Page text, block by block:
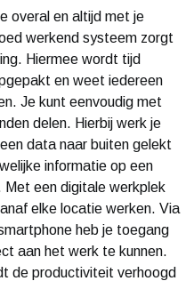
overal en altijd met je
werkend systeem zorgt
Hiermee wordt tijd
en weet iedereen
Je kunt eenvoudig met
delen. Hierbij werk je
data naar buiten gelekt
informatie op een
Met een digitale werkplek
elke locatie werken. Via
heb je toegang
aan het werk te kunnen.
de productiviteit verhoogd